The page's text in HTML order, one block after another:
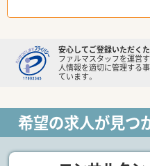
安心してご登録いただく
ファルマスタッフを運営す
人情報を適切に管理する
ています。
希望の求人が見